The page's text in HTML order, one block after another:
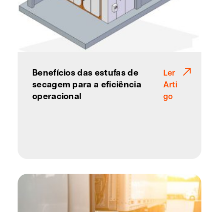
Benefícios das estufas de
secagem para a eficiência
operacional
Ler
Arti
go